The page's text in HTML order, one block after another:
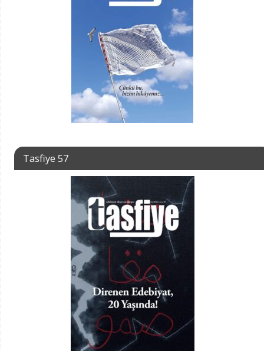
Tasfiye 57